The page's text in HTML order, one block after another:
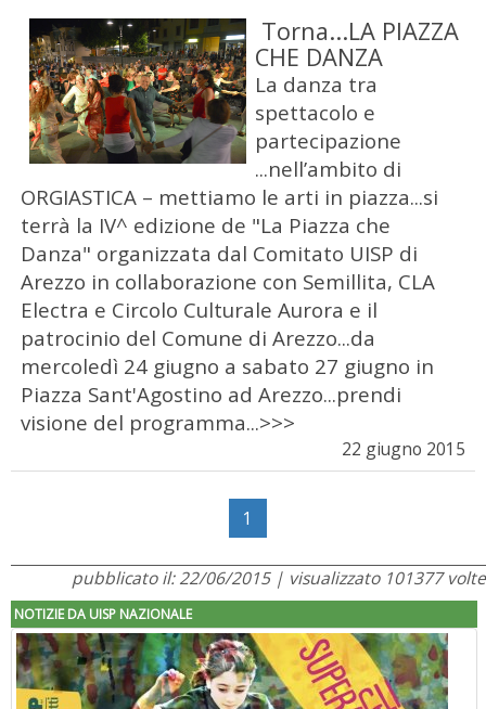
Torna...LA PIAZZA
CHE DANZA
La danza tra
spettacolo e
partecipazione
...nell’ambito di
ORGIASTICA – mettiamo le arti in piazza...si
terrà la IV^ edizione de "La Piazza che
Danza" organizzata dal Comitato UISP di
Arezzo in collaborazione con Semillita, CLA
Electra e Circolo Culturale Aurora e il
patrocinio del Comune di Arezzo...da
mercoledì 24 giugno a sabato 27 giugno in
Piazza Sant'Agostino ad Arezzo...prendi
visione del programma...>>>
22 giugno 2015
1
pubblicato il: 22/06/2015 | visualizzato 101377 volte
NOTIZIE DA UISP NAZIONALE